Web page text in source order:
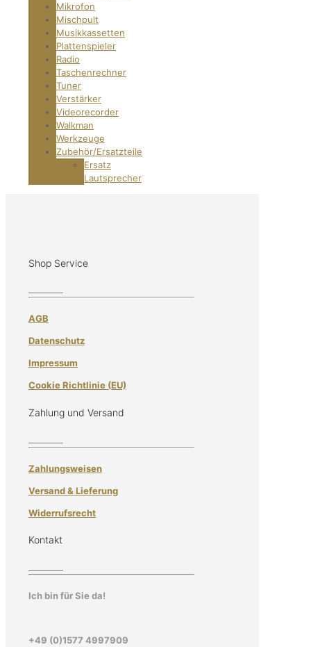
Mikrofon
Mischpult
Musikkassetten
Plattenspieler
Radio
Taschenrechner
Tuner
Verstärker
Videorecorder
Walkman
Werkzeuge
Zubehör/Ersatzteile
Ersatz
Lautsprecher
Shop Service
AGB
Datenschutz
Impressum
Cookie Richtlinie (EU)
Zahlung und Versand
Zahlungsweisen
Versand & Lieferung
Widerrufsrecht
Kontakt
Ich bin für Sie da!
+49 (0)1577 4997909